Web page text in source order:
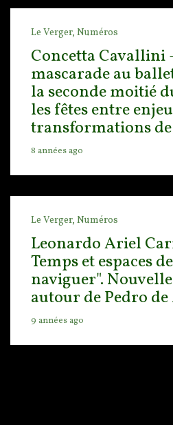
Le Verger, Numéros
Concetta Cavallini
mascarade au
la seconde moitié
les fêtes entre
transformations
8 années ago
Le Verger, Numéros
Leonardo Ariel
Temps et espaces
naviguer".
autour de Pedro
9 années ago